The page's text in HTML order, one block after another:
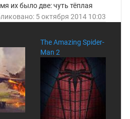
их было две: чуть тёплая
GP 14. К счастью,
5 октября 2014 10:03
The Amazing Spider-
Man 2